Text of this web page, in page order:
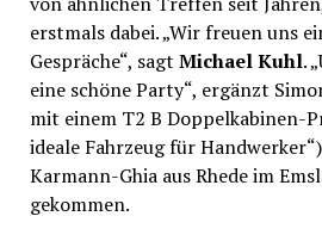
erstmals dabei. „Wir freuen uns
Gespräche“, sagt Michael Kuhl.
eine schöne Party“, ergänzt
mit einem T2 B Doppelkabinen-
ideale Fahrzeug für
Karmann-Ghia aus Rhede im
gekommen.